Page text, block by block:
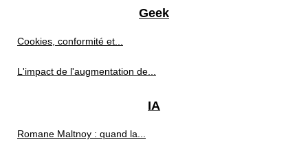
Geek
Cookies, conformité et...
L'impact de l'augmentation de...
IA
Romane Maltnoy : quand la...